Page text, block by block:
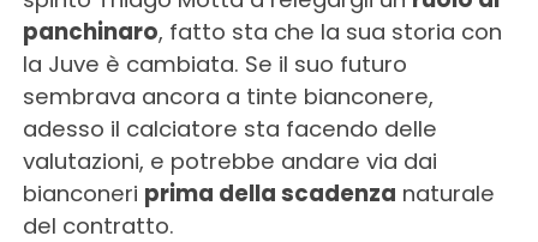
panchinaro, fatto sta che la sua storia con
la Juve è cambiata. Se il suo futuro
sembrava ancora a tinte bianconere,
adesso il calciatore sta facendo delle
valutazioni, e potrebbe andare via dai
bianconeri prima della scadenza naturale
del contratto.